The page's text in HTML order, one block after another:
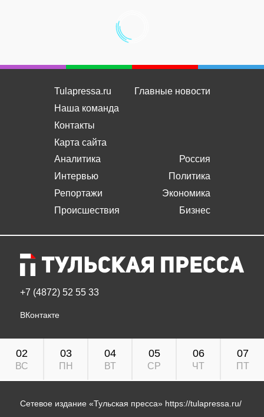
Tulapressa.ru
Наша команда
Контакты
Карта сайта
Главные новости
Аналитика
Интервью
Репортажи
Происшествия
Россия
Политика
Экономика
Бизнес
+7 (4872) 52 55 33
ВКонтакте
02
ВС
03
ПН
04
ВТ
05
СР
06
ЧТ
07
ПТ
Сетевое издание «Тульская пресса» https://tulapressa.ru/